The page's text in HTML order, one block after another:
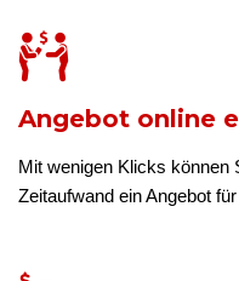
Angebot online
Mit wenigen Klicks können
Zeitaufwand ein Angebot